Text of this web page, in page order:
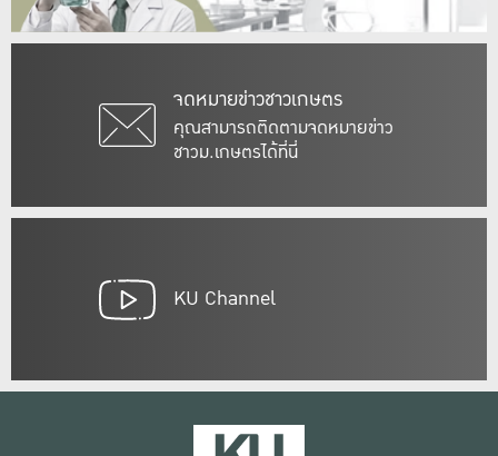
จดหมายข่าวชาวเกษตร
คุณสามารถติดตามจดหมายข่าว
ชาวม.เกษตรได้ที่นี่
KU Channel